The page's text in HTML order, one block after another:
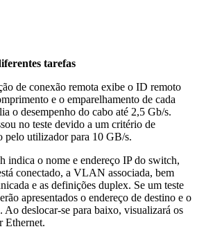
tarefas
de conexão remota exibe o ID remoto
e o emparelhamento de cada
o desempenho do cabo até 2,5 Gb/s.
no teste devido a um critério de
pelo utilizador para 10 GB/s.
indica o nome e endereço IP do switch,
conectado, a VLAN associada, bem
e as definições duplex. Se um teste
apresentados o endereço de destino e o
Ao deslocar-se para baixo, visualizará os
Ethernet.